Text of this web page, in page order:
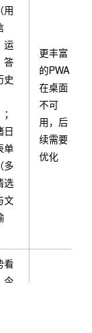
用
运
答
史
日
单
多
选
文
更丰富
的PWA
在桌面
不可
用，后
续需要
优化
看
今